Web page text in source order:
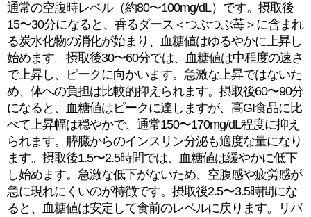
通常の空腹時レベル（約80〜100mg/dL）です。摂取後
15〜30分になると、香るダース＜つぶつぶ苺＞に含まれ
る炭水化物の消化が始まり、血糖値はゆるやかに上昇し
始めます。摂取後30〜60分では、血糖値は中程度の速さ
で上昇し、ピークに向かいます。急激な上昇ではないた
め、体への負担は比較的抑えられます。摂取後60〜90分
になると、血糖値はピークに達しますが、高GI食品に比
べて上昇幅は穏やかで、通常150〜170mg/dL程度に抑え
られます。膵臓からのインスリン分泌も適度な量になり
ます。摂取後1.5〜2.5時間では、血糖値は緩やかに低下
し始めます。急激な低下がないため、空腹感や疲労感が
急に現れにくいのが特徴です。摂取後2.5〜3.5時間にな
ると、血糖値は安定して食前のレベルに戻ります。リバ